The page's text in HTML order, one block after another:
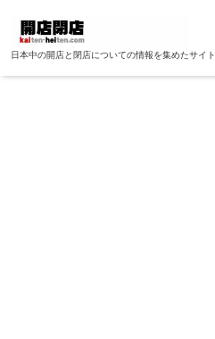
日本中の開店と閉店についての情報を集めたサイト